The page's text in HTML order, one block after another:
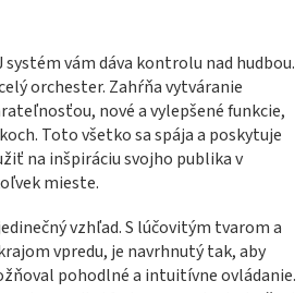
vám dáva kontrolu nad hudbou.
orchester. Zahŕňa vytváranie
nové a vylepšené funkcie,
Toto všetko sa spája a poskytuje
na inšpiráciu svojho publika v
mieste.
vzhľad. S lúčovitým tvarom a
vpredu, je navrhnutý tak, aby
pohodlné a intuitívne ovládanie.